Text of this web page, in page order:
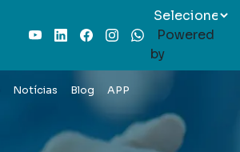
YoutubeLinkedInFacebook
InstagramWhatsAppPowered
by
Notícias Blog APP